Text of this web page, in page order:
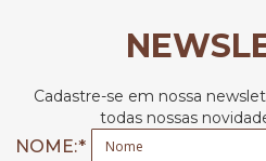
Cadastre-se em nossa
todas nossas
NOME: